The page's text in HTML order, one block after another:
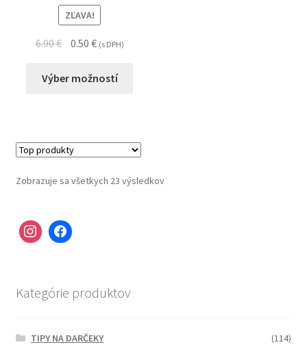
ZĽAVA!
6.90€ 0.50 € (s DPH)
Výber možností
Zobrazuje sa všetkych 23 výsledkov
Kategórie produktov
TIPY NA DARČEKY
(114)